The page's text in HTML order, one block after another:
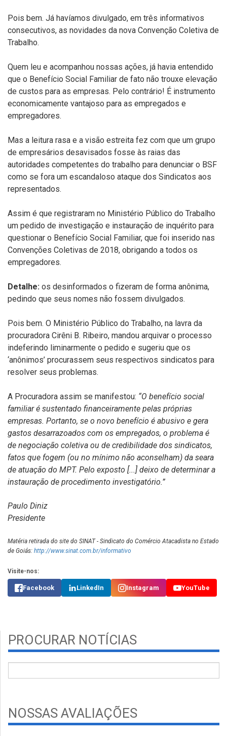
Pois bem. Já havíamos divulgado, em três informativos
consecutivos, as novidades da nova Convenção Coletiva de
Trabalho.
Quem leu e acompanhou nossas ações, já havia entendido
que o Benefício Social Familiar de fato não trouxe elevação
de custos para as empresas. Pelo contrário! É instrumento
economicamente vantajoso para as empregados e
empregadores.
Mas a leitura rasa e a visão estreita fez com que um grupo
de empresários desavisados fosse às raias das
autoridades competentes do trabalho para denunciar o BSF
como se fora um escandaloso ataque dos Sindicatos aos
representados.
Assim é que registraram no Ministério Público do Trabalho
um pedido de investigação e instauração de inquérito para
questionar o Benefício Social Familiar, que foi inserido nas
Convenções Coletivas de 2018, obrigando a todos os
empregadores.
Detalhe: os desinformados o fizeram de forma anônima,
pedindo que seus nomes não fossem divulgados.
Pois bem. O Ministério Público do Trabalho, na lavra da
procuradora Cirêni B. Ribeiro, mandou arquivar o processo
indeferindo liminarmente o pedido e sugeriu que os
‘anônimos’ procurassem seus respectivos sindicatos para
resolver seus problemas.
A Procuradora assim se manifestou: “O benefício social
familiar é sustentado financeiramente pelas próprias
empresas. Portanto, se o novo benefício é abusivo e gera
gastos desarrazoados com os empregados, o problema é
de negociação coletiva ou de credibilidade dos sindicatos,
fatos que fogem (ou no mínimo não aconselham) da seara
de atuação do MPT. Pelo exposto [...] deixo de determinar a
instauração de procedimento investigatório.”
Paulo Diniz
Presidente
Matéria retirada do site do SINAT - Sindicato do Comércio Atacadista no Estado
de Goiás: http://www.sinat.com.br/informativo
Visite-nos:
Facebook LinkedIn Instagram YouTube
PROCURAR NOTÍCIAS
NOSSAS AVALIAÇÕES